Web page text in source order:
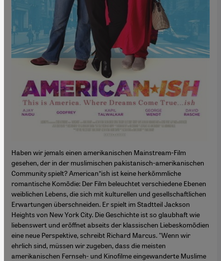
Haben wir jemals einen amerikanischen Mainstream-Film
gesehen, der in der muslimischen pakistanisch-amerikanischen
Community spielt? American*ish ist keine herkömmliche
romantische Komödie: Der Film beleuchtet verschiedene Ebenen
weiblichen Lebens, die sich mit kulturellen und gesellschaftlichen
Erwartungen überschneiden. Er spielt im Stadtteil Jackson
Heights von New York City. Die Geschichte ist so glaubhaft wie
liebenswert und eröffnet abseits der klassischen Liebeskomödien
eine neue Perspektive, schreibt Richard Marcus. "Wenn wir
ehrlich sind, müssen wir zugeben, dass die meisten
amerikanischen Fernseh- und Kinofilme eingewanderte Muslime